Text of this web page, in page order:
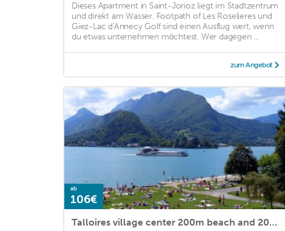
Dieses Apartment in Saint-Jorioz liegt im Stadtzentrum
und direkt am Wasser. Footpath of Les Roselieres und
Giez-Lac d'Annecy Golf sind einen Ausflug wert, wenn
du etwas unternehmen möchtest. Wer dagegen ...
zum Angebot
ab
106€
Talloires village center 200m beach and 20m shops 30mn ski resorts